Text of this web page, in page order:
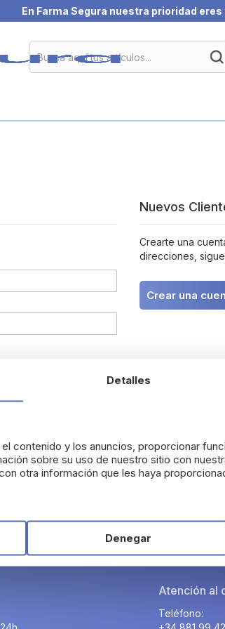
En Farma Segura nuestra prioridad eres
Nuevos
Crearte una
direcciones,
Crear una
Detalles
contenido y los anuncios, proporcionar
sobre su uso de nuestro sitio con
otra información que les haya
Denegar
Atención al
Teléfono: